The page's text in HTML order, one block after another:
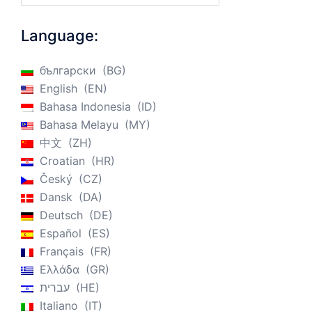
Language:
български
BG
English
EN
Bahasa Indonesia
ID
Bahasa Melayu
MY
中文
ZH
Croatian
HR
Český
CZ
Dansk
DA
Deutsch
DE
Español
ES
Français
FR
Ελλάδα
GR
עברית
HE
Italiano
IT